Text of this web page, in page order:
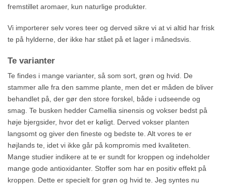
fremstillet aromaer, kun naturlige produkter.
Vi importerer selv vores teer og derved sikre vi at vi altid har frisk
te på hylderne, der ikke har stået på et lager i månedsvis.
Te varianter
Te findes i mange varianter, så som sort, grøn og hvid. De
stammer alle fra den samme plante, men det er måden de bliver
behandlet på, der gør den store forskel, både i udseende og
smag. Te busken hedder Camellia sinensis og vokser bedst på
høje bjergsider, hvor det er køligt. Derved vokser planten
langsomt og giver den fineste og bedste te. Alt vores te er
højlands te, idet vi ikke går på kompromis med kvaliteten.
Mange studier indikere at te er sundt for kroppen og indeholder
mange gode antioxidanter. Stoffer som har en positiv effekt på
kroppen. Dette er specielt for grøn og hvid te. Jeg syntes nu